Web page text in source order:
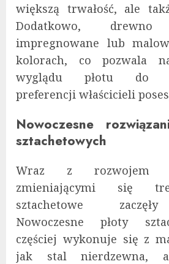
większą trwałość, ale
Dodatkowo,
impregnowane lub
kolorach, co pozwala
wyglądu płotu do
preferencji właścicieli
Nowoczesne
sztachetowych
Wraz z rozwojem
zmieniającymi się
sztachetowe
Nowoczesne płoty
częściej wykonuje się z
jak stal nierdzewna,